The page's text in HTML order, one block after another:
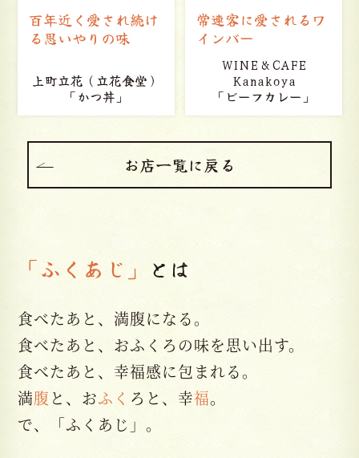
百年近く愛され続け
る思いやりの味
上町立花（立花食堂）
「かつ丼」
常連客に愛されるワ
インバー
WINE&CAFE
Kanakoya
「ビーフカレー」
お店一覧に戻る
「ふくあじ」 とは
食べたあと、満腹になる。
食べたあと、おふくろの味を思い出す。
食べたあと、幸福感に包まれる。
満腹 と、おふく ろと、幸福。
で、「ふくあじ」。